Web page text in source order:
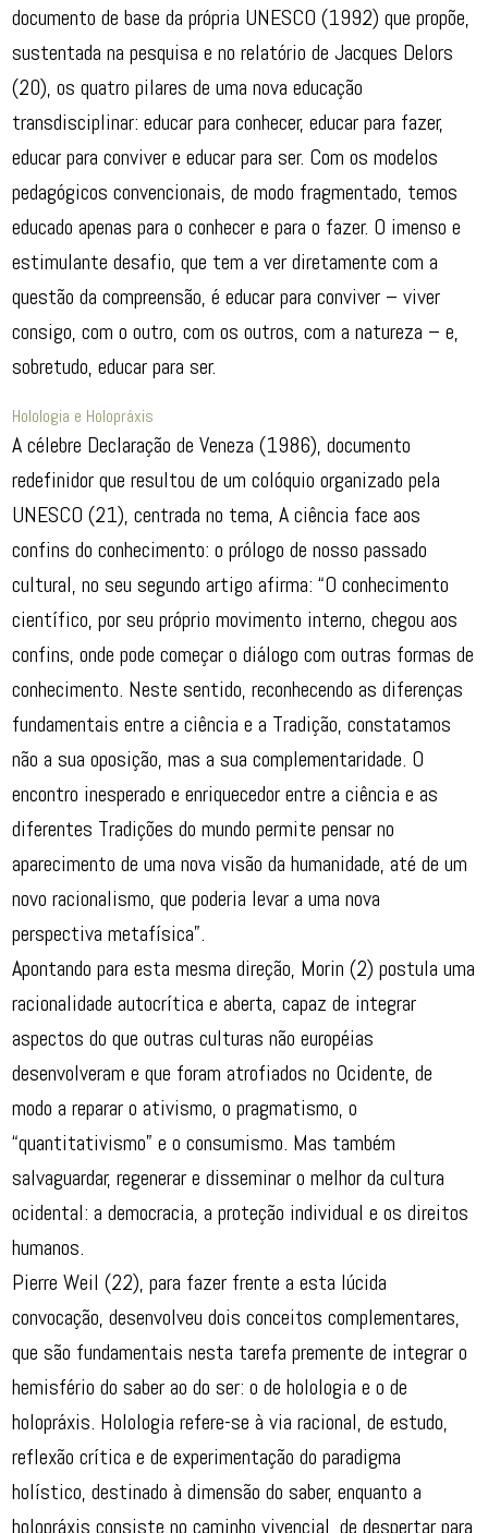
documento de base da própria UNESCO (1992) que propõe,
sustentada na pesquisa e no relatório de Jacques Delors
(20), os quatro pilares de uma nova educação
transdisciplinar: educar para conhecer, educar para fazer,
educar para conviver e educar para ser. Com os modelos
pedagógicos convencionais, de modo fragmentado, temos
educado apenas para o conhecer e para o fazer. O imenso e
estimulante desafio, que tem a ver diretamente com a
questão da compreensão, é educar para conviver – viver
consigo, com o outro, com os outros, com a natureza – e,
sobretudo, educar para ser.
Holologia e Holopráxis
A célebre Declaração de Veneza (1986), documento
redefinidor que resultou de um colóquio organizado pela
UNESCO (21), centrada no tema, A ciência face aos
confins do conhecimento: o prólogo de nosso passado
cultural, no seu segundo artigo afirma: “O conhecimento
científico, por seu próprio movimento interno, chegou aos
confins, onde pode começar o diálogo com outras formas de
conhecimento. Neste sentido, reconhecendo as diferenças
fundamentais entre a ciência e a Tradição, constatamos
não a sua oposição, mas a sua complementaridade. O
encontro inesperado e enriquecedor entre a ciência e as
diferentes Tradições do mundo permite pensar no
aparecimento de uma nova visão da humanidade, até de um
novo racionalismo, que poderia levar a uma nova
perspectiva metafísica”.
Apontando para esta mesma direção, Morin (2) postula uma
racionalidade autocrítica e aberta, capaz de integrar
aspectos do que outras culturas não européias
desenvolveram e que foram atrofiados no Ocidente, de
modo a reparar o ativismo, o pragmatismo, o
“quantitativismo” e o consumismo. Mas também
salvaguardar, regenerar e disseminar o melhor da cultura
ocidental: a democracia, a proteção individual e os direitos
humanos.
Pierre Weil (22), para fazer frente a esta lúcida
convocação, desenvolveu dois conceitos complementares,
que são fundamentais nesta tarefa premente de integrar o
hemisfério do saber ao do ser: o de holologia e o de
holopráxis. Holologia refere-se à via racional, de estudo,
reflexão crítica e de experimentação do paradigma
holístico, destinado à dimensão do saber, enquanto a
holopráxis consiste no caminho vivencial, de despertar para